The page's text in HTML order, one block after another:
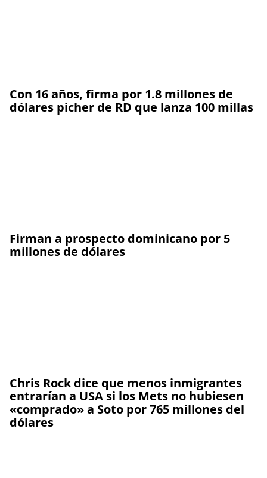
Con 16 años, firma por 1.8 millones de
dólares picher de RD que lanza 100 millas
Firman a prospecto dominicano por 5
millones de dólares
Chris Rock dice que menos inmigrantes
entrarían a USA si los Mets no hubiesen
«comprado» a Soto por 765 millones del
dólares